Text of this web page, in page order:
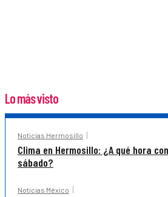
Lo más visto
Noticias Hermosillo
Clima en Hermosillo: ¿A qué hora
sábado?
Noticias México